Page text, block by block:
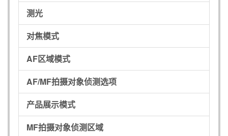
测光
对焦模式
AF区域模式
AF/MF拍摄对象侦测选项
产品展示模式
MF拍摄对象侦测区域